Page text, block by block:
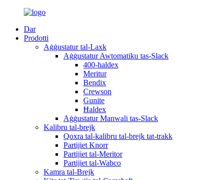
Dar
Prodotti
Aġġustatur tal-Laxk
Aġġustatur Awtomatiku tas-Slack
400-haldex
Meritur
Bendix
Crewson
Gunite
Ħaldex
Aġġustatur Manwali tas-Slack
Kalibru tal-brejk
Qoxra tal-kalibru tal-brejk tat-trakk
Partijiet Knorr
Partijiet tal-Meritor
Partijiet tal-Wabco
Kamra tal-Brejk